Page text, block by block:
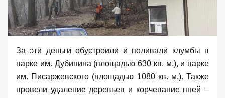
За эти деньги обустроили и поливали клумбы в
парке им. Дубинина (площадью 630 кв. м.), и парке
им. Писаржевского (площадью 1080 кв. м.). Также
провели удаление деревьев и корчевание пней –